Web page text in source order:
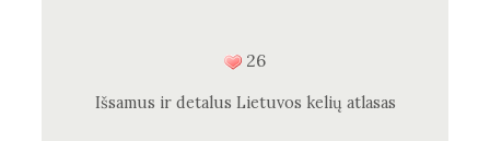
26
Išsamus ir detalus Lietuvos kelių atlasas